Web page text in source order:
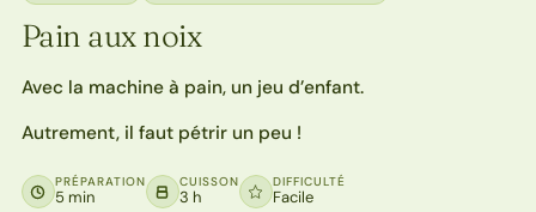
Pain aux noix
Avec la machine à pain, un jeu d’enfant.
Autrement, il faut pétrir un peu !
PRÉPARATION
5 min
CUISSON
3 h
DIFFICULTÉ
Facile